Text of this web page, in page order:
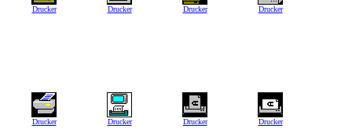
Drucker Drucker Drucker Drucker
Drucker Drucker Drucker Drucker